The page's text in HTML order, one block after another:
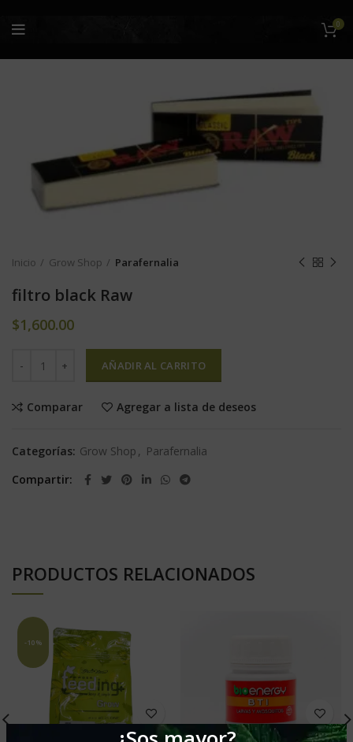
0
Inicio Grow Shop Parafernalia
filtro black Raw
$1,600.00
AÑADIR AL CARRITO
Comparar Agregar a lista de deseos
Categorías: Grow Shop , Parafernalia
Compartir
PRODUCTOS RELACIONADOS
-10%